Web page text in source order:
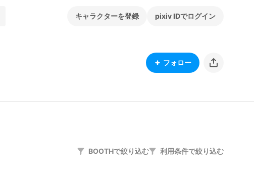
キャラクターを登録 pixiv IDでログイン
フォロー
BOOTHで絞り込む 利用条件で絞り込む